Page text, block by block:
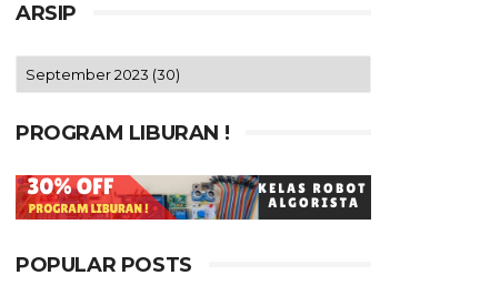
ARSIP
PROGRAM LIBURAN !
POPULAR POSTS